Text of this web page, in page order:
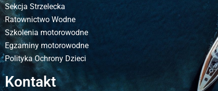
Sekcja Strzelecka
Ratownictwo Wodne
Szkolenia motorowodne
Egzaminy motorowodne
Polityka Ochrony Dzieci
Kontakt